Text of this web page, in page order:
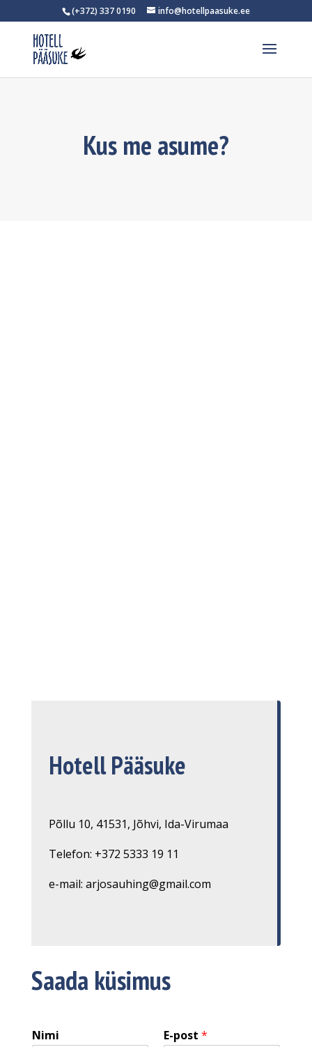
(+372) 337 0190 info@hotellpaasuke.ee
Kus me asume?
Hotell Pääsuke
Põllu 10, 41531, Jõhvi, Ida-Virumaa
Telefon: +372 5333 19 11
e-mail: arjosauhing@gmail.com
Saada küsimus
Nimi E-post *